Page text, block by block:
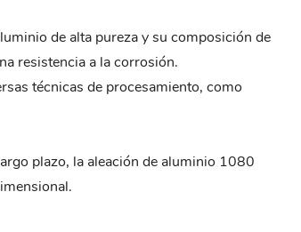
de alta pureza y su composición de
resistencia a la corrosión.
técnicas de procesamiento, como
plazo, la aleación de aluminio 1080